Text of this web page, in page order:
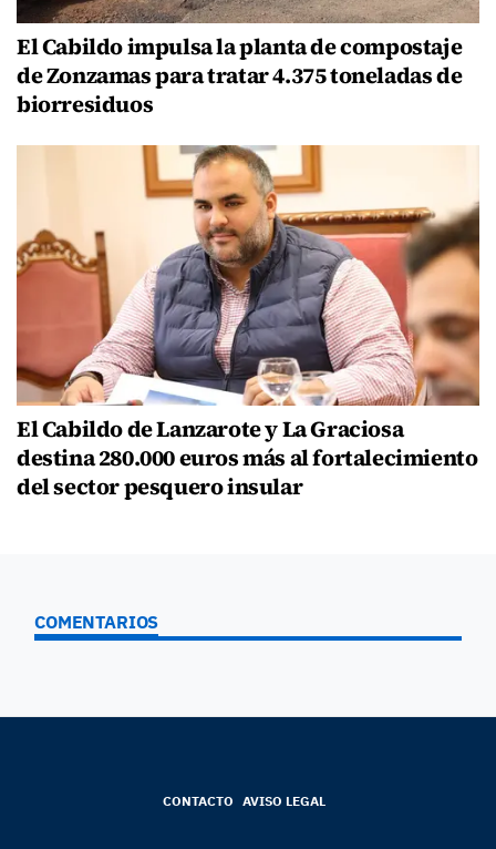
El Cabildo impulsa la planta de compostaje
de Zonzamas para tratar 4.375 toneladas de
biorresiduos
El Cabildo de Lanzarote y La Graciosa
destina 280.000 euros más al fortalecimiento
del sector pesquero insular
COMENTARIOS
CONTACTO AVISO LEGAL